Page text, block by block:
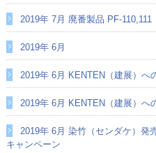
2019年 7月 廃番製品 PF-
2019年 6月
2019年 6月 KENTEN（建展）へ
2019年 6月 KENTEN（建展）へ
2019年 6月 染竹（センダケ）発
キャンペーン